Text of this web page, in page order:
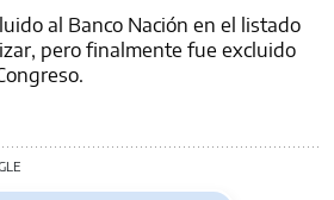
al Banco Nación en el listado
pero finalmente fue excluido